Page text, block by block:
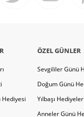
Hediyesi
ÖZEL GÜNLER
Sevgililer Günü
Doğum Günü
Yılbaşı Hediyeleri
Anneler Günü